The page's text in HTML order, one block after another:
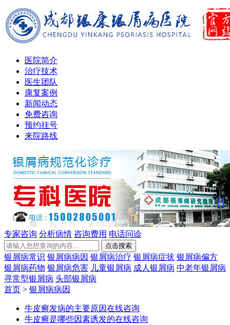
医院简介
治疗技术
医生团队
康复案例
新闻动态
免费咨询
预约挂号
来院路线
专家咨询 分析病情 咨询费用 电话问诊
银屑病常识 银屑病病因 银屑病治疗 银屑病症状 银屑病偏方
银屑病药物 银屑病危害 儿童银屑病 成人银屑病 中老年银屑病
寻常型银屑病 头部银屑病
首页 > 银屑病病因
牛皮癣发病的主要原因在线咨询
牛皮癣是哪些因素诱发的在线咨询